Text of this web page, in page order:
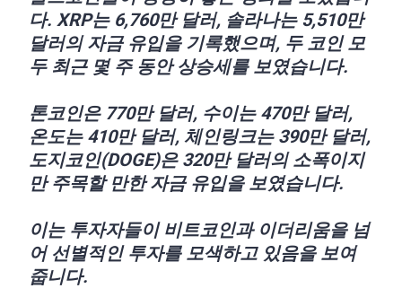
다. XRP는 6,760만 달러, 솔라나는 5,510만
달러의 자금 유입을 기록했으며, 두 코인 모
두 최근 몇 주 동안 상승세를 보였습니다.
톤코인은 770만 달러, 수이는 470만 달러,
온도는 410만 달러, 체인링크는 390만 달러,
도지코인(DOGE)은 320만 달러의 소폭이지
만 주목할 만한 자금 유입을 보였습니다.
이는 투자자들이 비트코인과 이더리움을 넘
어 선별적인 투자를 모색하고 있음을 보여
줍니다.